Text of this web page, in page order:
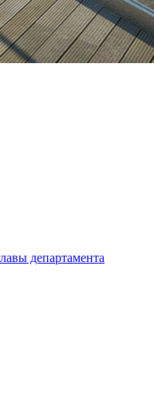
департамента